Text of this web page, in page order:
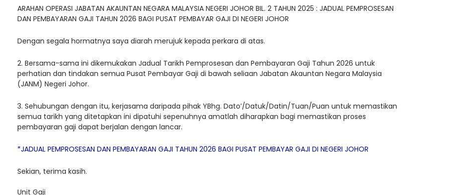
ARAHAN OPERASI JABATAN AKAUNTAN NEGARA MALAYSIA NEGERI JOHOR BIL. 2 TAHUN 2025 : JADUAL PEMPROSESAN
DAN PEMBAYARAN GAJI TAHUN 2026 BAGI PUSAT PEMBAYAR GAJI DI NEGERI JOHOR
Dengan segala hormatnya saya diarah merujuk kepada perkara di atas.
2. Bersama-sama ini dikemukakan Jadual Tarikh Pemprosesan dan Pembayaran Gaji Tahun 2026 untuk
perhatian dan tindakan semua Pusat Pembayar Gaji di bawah seliaan Jabatan Akauntan Negara Malaysia
(JANM) Negeri Johor.
3. Sehubungan dengan itu, kerjasama daripada pihak YBhg. Dato’/Datuk/Datin/Tuan/Puan untuk memastikan
semua tarikh yang ditetapkan ini dipatuhi sepenuhnya amatlah diharapkan bagi memastikan proses
pembayaran gaji dapat berjalan dengan lancar.
*JADUAL PEMPROSESAN DAN PEMBAYARAN GAJI TAHUN 2026 BAGI PUSAT PEMBAYAR GAJI DI NEGERI JOHOR
Sekian, terima kasih.
Unit Gaji